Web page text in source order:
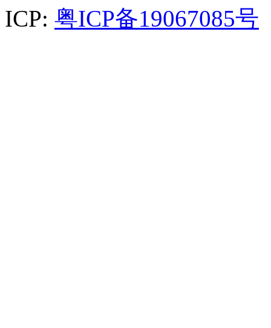
ICP: 粤ICP备19067085号